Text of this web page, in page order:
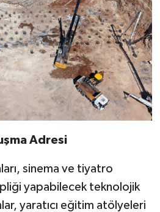
Adresi
sinema ve tiyatro
yapabilecek teknolojik
yaratıcı eğitim atölyeleri